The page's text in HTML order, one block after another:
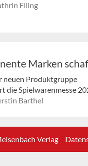
Elling
Marken
neuen Produktgruppe
die Spielwarenmesse
Barthel
Verlag